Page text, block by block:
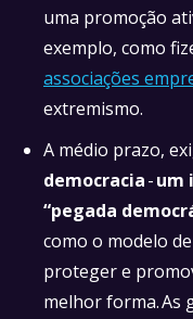
uma promoção
exemplo, como
associações
extremismo.
A médio prazo,
democracia-um
“pegada
como o modelo
proteger e
melhor forma. As